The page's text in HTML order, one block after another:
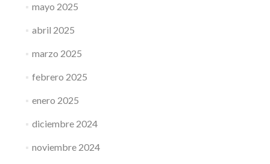
mayo 2025
abril 2025
marzo 2025
febrero 2025
enero 2025
diciembre 2024
noviembre 2024